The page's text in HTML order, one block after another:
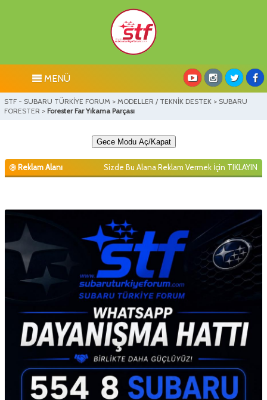
MENÜ
STF - SUBARU TÜRKİYE FORUM > MODELLER / TEKNİK DESTEK > SUBARU
FORESTER > Forester Far Yıkama Parçası
Gece Modu Aç/Kapat
Reklam Alanı Sizde Bu Alana Reklam Vermek İçin TIKLAYIN